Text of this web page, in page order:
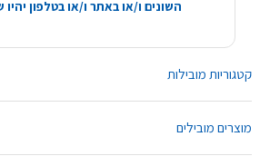
קטגוריות מובילות
מוצרים מובילים
השונים ו/או באתר ו/או בטלפון יהיו